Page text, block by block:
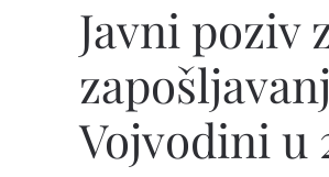
Javni poziv
Vojvodini u